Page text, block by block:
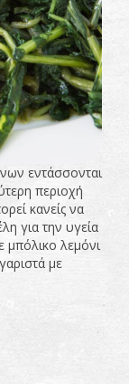
εντάσσονται
περιοχή
κανείς να
για την υγεία
μπόλικο λεμόνι
με